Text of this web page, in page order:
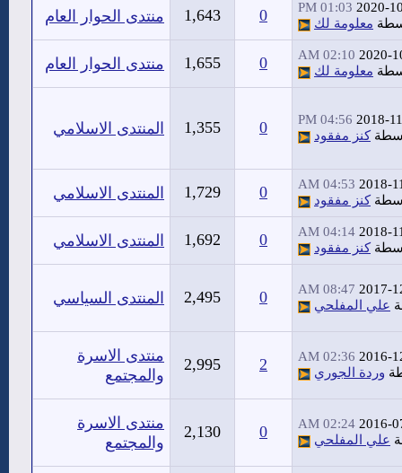
2020-
01:03 PM
معلومة لك 0
1,643 منتدى الحوار العام
2020-
02:10 AM
معلومة لك 0
1,655 منتدى الحوار العام
2018-
04:56 PM
كنز مفقود 0
1,355 المنتدى الاسلامي
2018-
04:53 AM
كنز مفقود 0
1,729 المنتدى الاسلامي
2018-
04:14 AM
كنز مفقود 0
1,692 المنتدى الاسلامي
2017-
08:47 AM
علي المفلحي 0
2,495 المنتدى السياسي
2016-
02:36 AM
وردة الجوري 2
2,995
منتدى الاسرة
والمجتمع
2016-
02:24 AM
علي المفلحي 0
2,130
منتدى الاسرة
والمجتمع